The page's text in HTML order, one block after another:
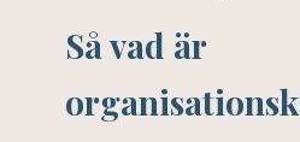
Så vad är